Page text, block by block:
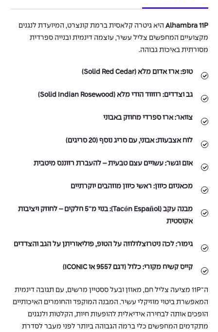
Alhambra 11P היא גיטרה קלאסית ברמת קונצרט, המיועדת לנגנים
מקצועיים המחפשים צליל עשיר, עוצמה דינמית ובנייה ספרדית
מסורתית באיכות גבוהה.
טופ:ארז אדום מלא (Solid Red Cedar)
גב וצדדים: רוזווד הודי מלא (Solid Indian Rosewood)
צוואר:ארז ספרדי מחוזק באבוני
לוח אצבעות:אבוני, עם סריג נוסף (20 סריגים)
אום וגשר: עשויים עצם טבעית – להעברת רזוננס מיטבית
מכאניזם כיוון: ראשי כיוון מוזהבים יוקרתיים
מבנה עקב (Tacón Español):
בנוי מ־5 חלקים – לחוזק ויציבות
אקוסטית
גימור: לכה ניטרוצלולוזה על הטופ, פוליאוריתן על הגב והצדדים
קייס קשיח מקורי: כלול (דגם 9557 או ICONIC)
ה־11P מציעה צליל חם, מאוזן ובעל ססטיין מרשים, עם תגובה דינמית
המאפשרת ביטוי מוזיקלי עשיר. המבנה המוקפד והחומרים האיכותיים
הופכים אותה לבחירה אידיאלית להופעות חיות, הקלטות ולנגנים
מתקדמים המחפשים כלי ברמה הגבוהה ביותר לפני מעבר לסדרת